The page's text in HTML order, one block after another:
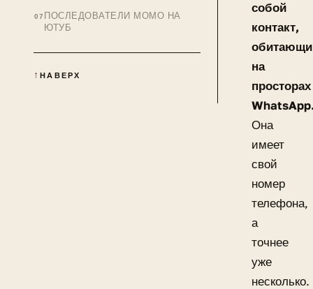
ПОСЛЕДОВАТЕЛИ МОМО НА
ЮТУБ
НАВЕРХ
собой
контакт,
на
просторах
Она
имеет
свой
номер
телефона,
а
точнее
уже
несколько.